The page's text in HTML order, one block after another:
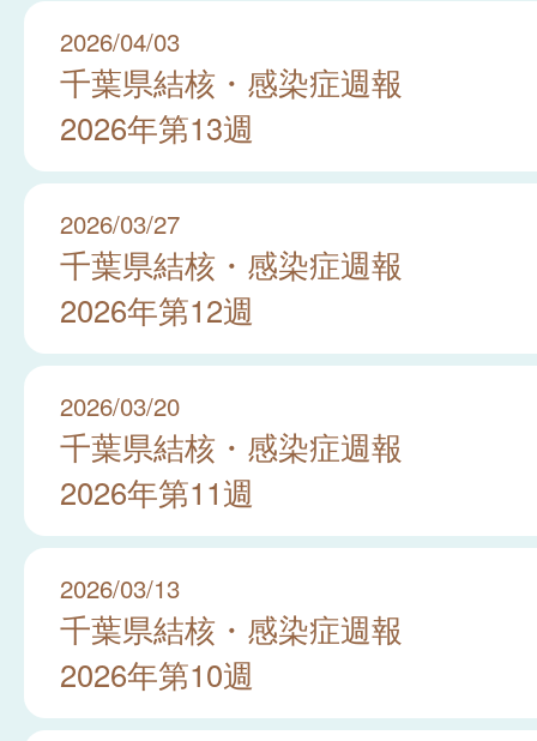
2026/04/03
千葉県結核・感染症週報
2026年第13週
2026/03/27
千葉県結核・感染症週報
2026年第12週
2026/03/20
千葉県結核・感染症週報
2026年第11週
2026/03/13
千葉県結核・感染症週報
2026年第10週